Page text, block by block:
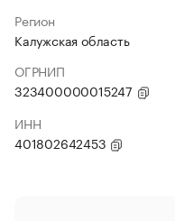
Регион
Калужская область
ОГРНИП
323400000015247
ИНН
401802642453